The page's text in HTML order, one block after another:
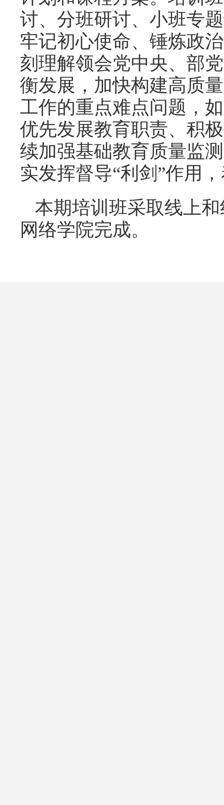
讨、分班研讨、小班专
牢记初心使命、锤炼政
刻理解领会党中央、部
衡发展，加快构建高质
工作的重点难点问题，
优先发展教育职责、积
续加强基础教育质量监
实发挥督导“利剑”作用
本期培训班采取线上
网络学院完成。